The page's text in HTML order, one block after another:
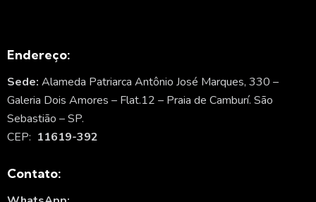
Endereço:
Sede: Alameda Patriarca Antônio José Marques, 330 –
Galeria Dois Amores – Flat.12 – Praia de Camburí. São
Sebastião – SP.
CEP: 11619-392
Contato: